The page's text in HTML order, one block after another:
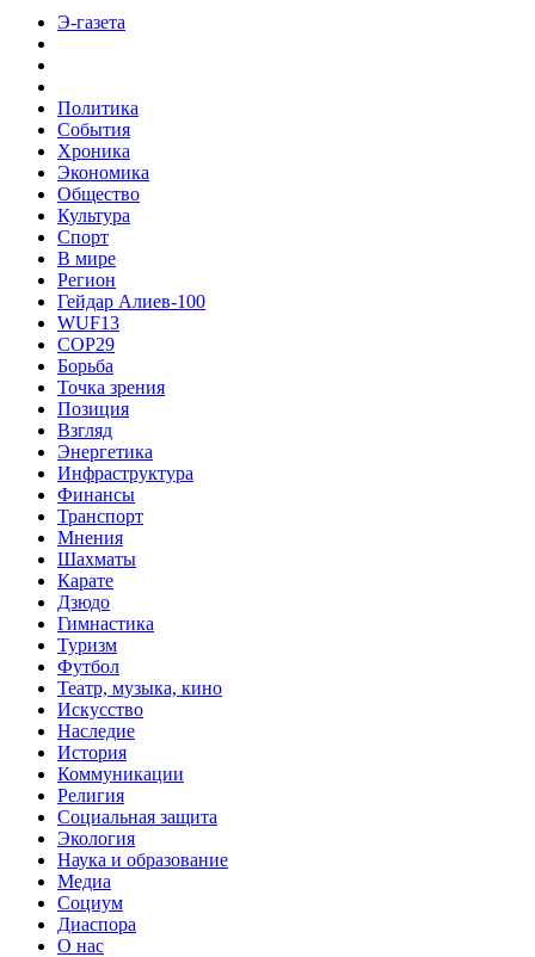
Э-газета
Политика
События
Хроника
Экономика
Общество
Культура
Спорт
В мире
Регион
Гейдар Алиев-100
WUF13
COP29
Борьба
Точка зрения
Позиция
Взгляд
Энергетика
Инфраструктура
Финансы
Транспорт
Мнения
Шахматы
Карате
Дзюдо
Гимнастика
Туризм
Футбол
Театр, музыка, кино
Искусство
Наследие
История
Коммуникации
Религия
Социальная защита
Экология
Наука и образование
Медиа
Социум
Диаспора
О нас